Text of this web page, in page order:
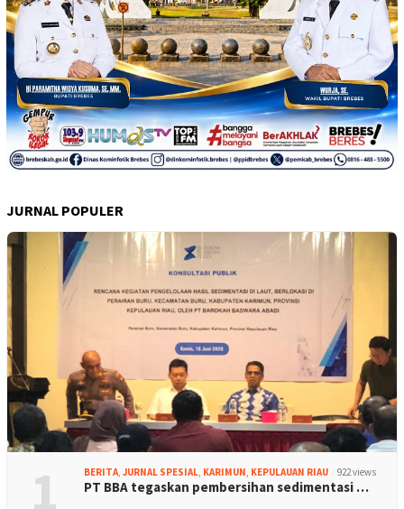
JURNAL POPULER
1 BERITA JURNAL SPESIAL KARIMUN KEPULAUAN RIAU 922 views
PT BBA tegaskan pembersihan sedimentasi …